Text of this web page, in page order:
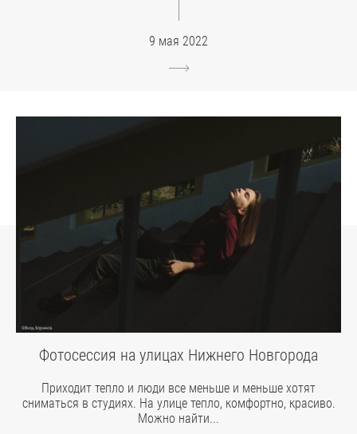
9 мая 2022
Фотосессия на улицах Нижнего Новгорода
Приходит тепло и люди все меньше и меньше хотят
сниматься в студиях. На улице тепло, комфортно, красиво.
Можно найти...